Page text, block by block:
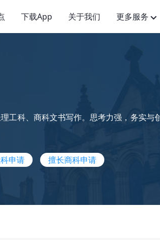
下载App 关于我们 更多服务
工科、商科文书写作。思考力强，务实
申请 擅长商科申请